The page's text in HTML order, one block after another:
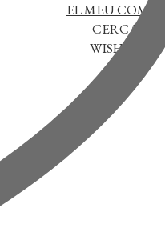
EL MEU COMPTE
CERCAR
WISHLIST